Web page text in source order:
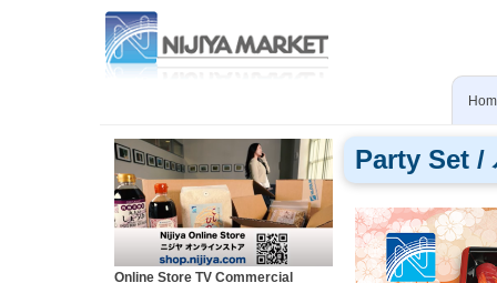
Online Store TV Commercial
Party Set /